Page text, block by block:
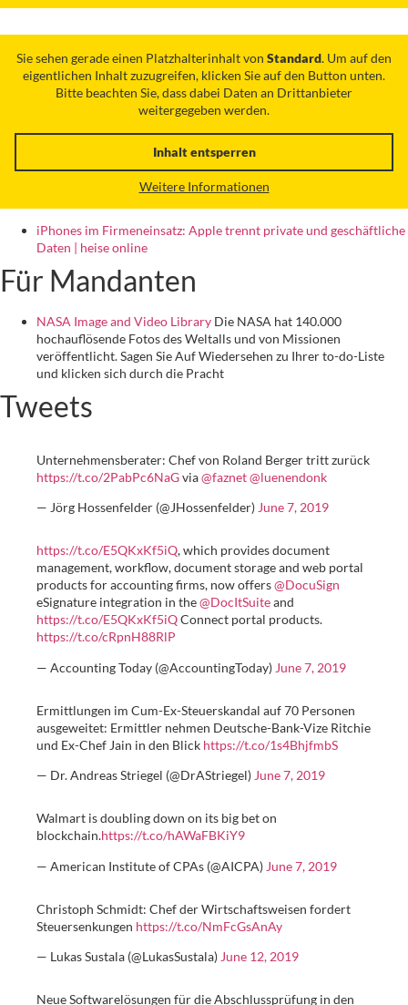
Sie sehen gerade einen Platzhalterinhalt von Standard. Um auf den
eigentlichen Inhalt zuzugreifen, klicken Sie auf den Button unten.
Bitte beachten Sie, dass dabei Daten an Drittanbieter
weitergegeben werden.
Inhalt entsperren
Weitere Informationen
iPhones im Firmeneinsatz: Apple trennt private und geschäftliche
Daten | heise online
Für Mandanten
NASA Image and Video Library Die NASA hat 140.000
hochauflösende Fotos des Weltalls und von Missionen
veröffentlicht. Sagen Sie Auf Wiedersehen zu Ihrer to-do-Liste
und klicken sich durch die Pracht
Tweets
Unternehmensberater: Chef von Roland Berger tritt zurück
https://t.co/2PabPc6NaGvia@faznet@luenendonk
— Jörg Hossenfelder (@JHossenfelder)June 7, 2019
https://t.co/E5QKxKf5iQ, which provides document
management, workflow, document storage and web portal
products for accounting firms, now offers@DocuSign
eSignature integration in the@DocItSuiteand
https://t.co/E5QKxKf5iQConnect portal products.
https://t.co/cRpnH88RlP
— Accounting Today (@AccountingToday) June 7, 2019
Ermittlungen im Cum-Ex-Steuerskandal auf 70 Personen
ausgeweitet: Ermittler nehmen Deutsche-Bank-Vize Ritchie
und Ex-Chef Jain in den Blick https://t.co/1s4BhjfmbS
— Dr. Andreas Striegel (@DrAStriegel) June 7, 2019
Walmart is doubling down on its big bet on
blockchain.https://t.co/hAWaFBKiY9
— American Institute of CPAs (@AICPA) June 7, 2019
Christoph Schmidt: Chef der Wirtschaftsweisen fordert
Steuersenkungen https://t.co/NmFcGsAnAy
— Lukas Sustala (@LukasSustala) June 12, 2019
Neue Softwarelösungen für die Abschlussprüfung in den